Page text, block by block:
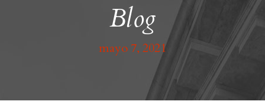
Blog
mayo 7, 2021